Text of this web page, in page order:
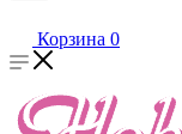
Корзина 0